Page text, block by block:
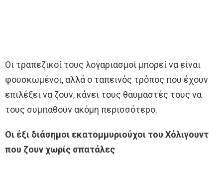
Οι τραπεζικοί τους λογαριασμοί μπορεί να είναι
φουσκωμένοι, αλλά ο ταπεινός τρόπος που έχουν
επιλέξει να ζουν, κάνει τους θαυμαστές τους να
τους συμπαθούν ακόμη περισσότερο.
Οι έξι διάσημοι εκατομμυριούχοι του Χόλιγουντ
που ζουν χωρίς σπατάλες